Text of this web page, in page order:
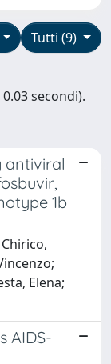
Tutti (9)
secondi).
antiviral
1b
Elena;
AIDS-